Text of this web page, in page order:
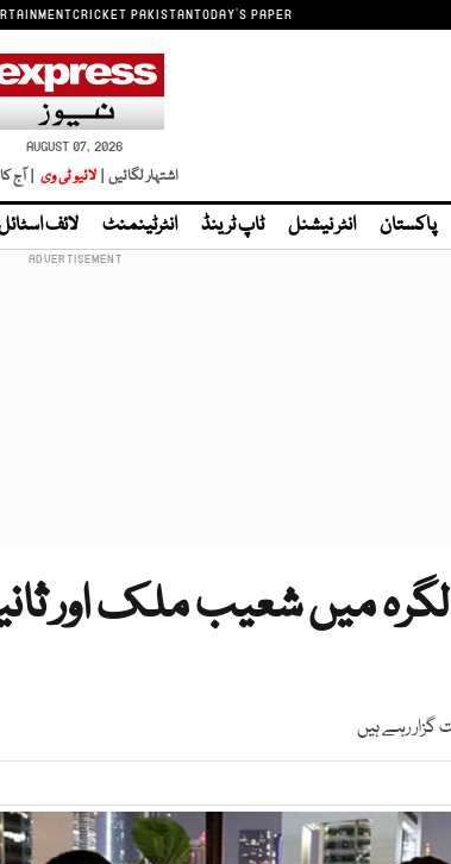
CRICKET PAKISTANTODAY'S PAPER
AUGUST 07, 2026
اشتہار لگائیں | لائیو ٹی وی | آج
پاکستان انٹر نیشنل ٹاپ ٹرینڈ انٹرٹینمنٹ لائف
میں شعیب ملک اور
رہے ہیں